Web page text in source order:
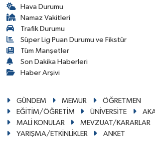
Hava Durumu
Namaz Vakitleri
Trafik Durumu
Süper Lig Puan Durumu ve Fikstür
Tüm Manşetler
Son Dakika Haberleri
Haber Arşivi
GÜNDEM MEMUR
ÖĞRETMEN
EĞİTİM/ÖĞRETİM
ÜNİVERSİTE
MALİ KONULAR
MEVZUAT/KARARLAR
YARIŞMA/ETKİNLİKLER
ANKET